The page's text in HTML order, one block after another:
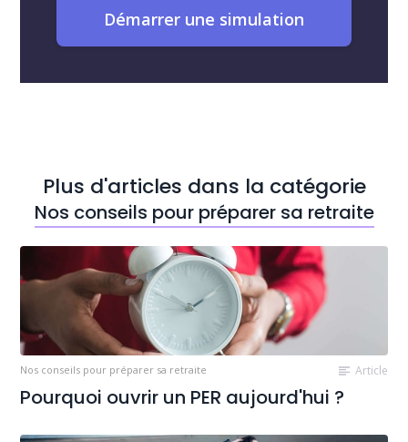
Démarrer une simulation
Plus d'articles dans la catégorie
Nos conseils pour préparer sa retraite
Nos conseils pour préparer sa retraite Article
Pourquoi ouvrir un PER aujourd'hui ?